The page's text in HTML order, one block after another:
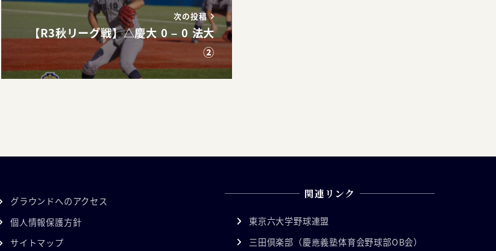
次の投稿
【R3秋リーグ戦】△慶大 0 – 0 法大
②
グラウンドへのアクセス
個人情報保護方針
サイトマップ
関連リンク
東京六大学野球連盟
三田倶楽部（慶應義塾体育会野球部OB会）